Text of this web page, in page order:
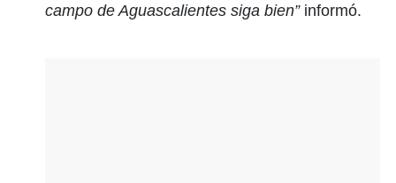
campo de Aguascalientes siga bien”informó.